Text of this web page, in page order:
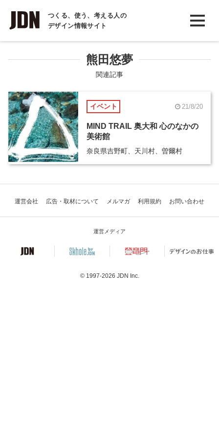
つくる、使う、考える人の
デザイン情報サイト
INTERVIEW
インタビュー
COLUMN
コラム
熊田悠夢
関連記事
イベント 21/8/20
MIND TRAIL 奥大和 心のなかの
美術館
奈良県吉野町、天川村、曽爾村
運営会社 広告・取材について メルマガ 利用規約 お問い合わせ
運営メディア
© 1997-2026 JDN Inc.